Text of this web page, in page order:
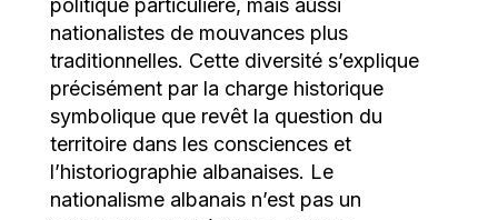
nationalistes de mouvances plus
traditionnelles. Cette diversité s’explique
précisément par la charge historique
symbolique que revêt la question du
territoire dans les consciences et
l’historiographie albanaises. Le
nationalisme albanais n’est pas un